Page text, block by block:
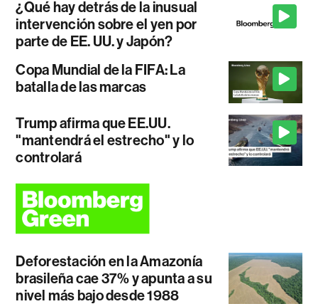
¿Qué hay detrás de la inusual
intervención sobre el yen por
parte de EE. UU. y Japón?
Copa Mundial de la FIFA: La
batalla de las marcas
Trump afirma que EE.UU.
"mantendrá el estrecho" y lo
controlará
Deforestación en la Amazonía
brasileña cae 37% y apunta a su
nivel más bajo desde 1988